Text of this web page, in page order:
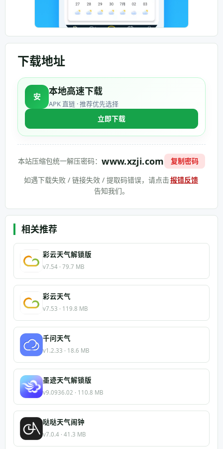
下载地址
安 本地高速下载
APK 直链 · 推荐优先选择
立即下载
本站压缩包统一解压密码：www.xzji.com
复制密码
如遇下载失败 / 链接失效 / 提取码错误，请点击报错反馈
告知我们。
相关推荐
彩云天气解锁版
v7.54 · 79.7 MB
彩云天气
v7.53 · 119.8 MB
千问天气
v1.2.33 · 18.6 MB
墨迹天气解锁版
v9.0936.02 · 110.8 MB
哒哒天气闹钟
v7.0.4 · 41.3 MB